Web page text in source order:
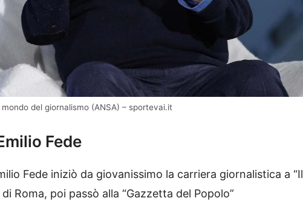
del giornalismo (ANSA) – sportevai.it
Fede
Fede iniziò da giovanissimo la carriera giornalistica a “Il
Roma, poi passò alla “Gazzetta del Popolo”